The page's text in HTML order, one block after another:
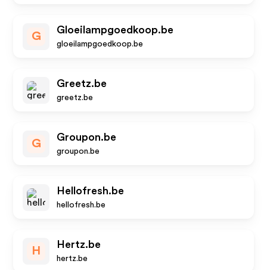
G
Gloeilampgoedkoop.be
gloeilampgoedkoop.be
Greetz.be
greetz.be
G
Groupon.be
groupon.be
Hellofresh.be
hellofresh.be
H
Hertz.be
hertz.be